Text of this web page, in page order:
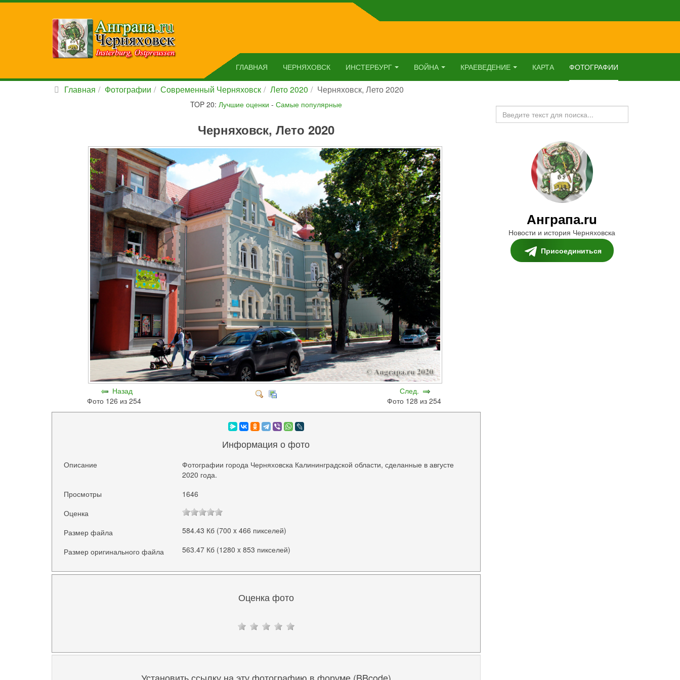
ГЛАВНАЯ ЧЕРНЯХОВСК ИНСТЕРБУРГ ВОЙНА КРАЕВЕДЕНИЕ КАРТА ФОТОГРАФИИ
Главная Фотографии Современный Черняховск Лето 2020 Черняховск, Лето 2020
TOP 20: Лучшие оценки - Самые популярные
Черняховск, Лето 2020
Назад
Фото 126 из 254
След.
Фото 128 из 254
Информация о фото
Описание
Фотографии города Черняховска Калининградской области, сделанные в августе
2020 года.
Просмотры
1646
Оценка
Размер файла
584.43 Кб (700 x 466 пикселей)
Размер оригинального файла 563.47 Кб (1280 x 853 пикселей)
Оценка фото
Установить ссылку на эту фотографию в форуме (BBcode)
Искать...
Анграпа.ru
Новости и история Черняховска
Присоединиться